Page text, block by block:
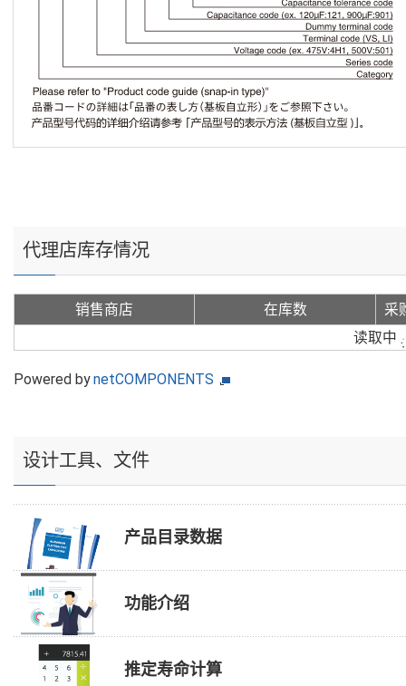
代理店库存情况
销售商店 在库数
采
读取中
Powered bynetCOMPONENTS
设计工具、文件
产品目录数据
功能介绍
推定寿命计算